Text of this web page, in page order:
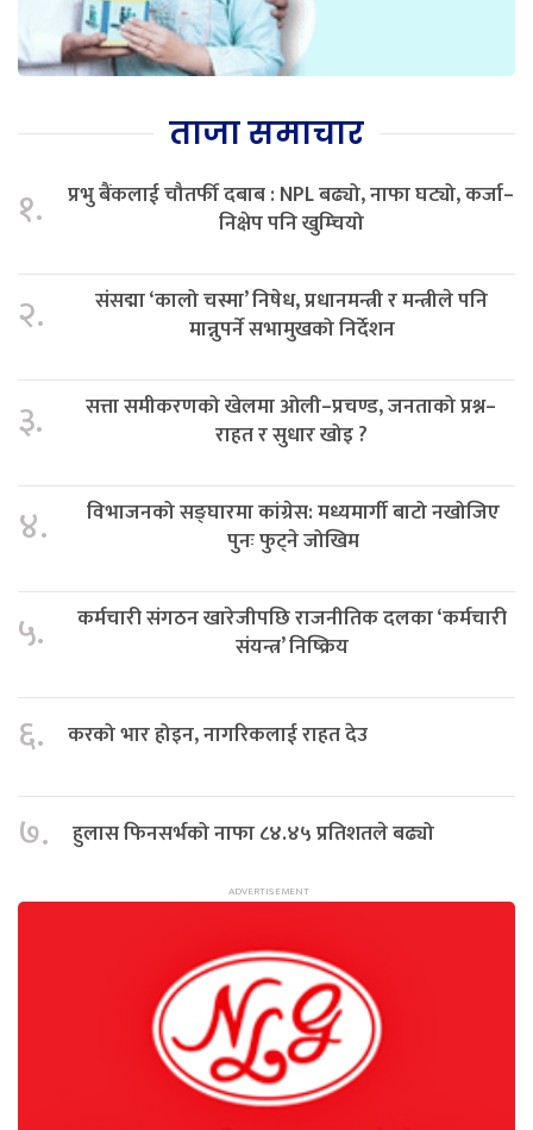
ताजा समाचार
१.
प्रभु बैंकलाई चौतर्फी दबाब : NPL बढ्यो, नाफा घट्यो, कर्जा–
निक्षेप पनि खुम्चियो
२.
संसद्मा ‘कालो चस्मा’ निषेध, प्रधानमन्त्री र मन्त्रीले पनि
मान्नुपर्ने सभामुखको निर्देशन
३.
सत्ता समीकरणको खेलमा ओली–प्रचण्ड, जनताको प्रश्न–
राहत र सुधार खोइ ?
४.
विभाजनको सङ्घारमा कांग्रेस: मध्यमार्गी बाटो नखोजिए
पुनः फुट्ने जोखिम
५.
कर्मचारी संगठन खारेजीपछि राजनीतिक दलका ‘कर्मचारी
संयन्त्र’ निष्क्रिय
६. करको भार होइन, नागरिकलाई राहत देउ
७. हुलास फिनसर्भको नाफा ८४.४५ प्रतिशतले बढ्यो